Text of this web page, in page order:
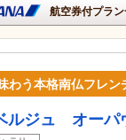
航空券付プラ
わう本格南仏フレン
ルジュ オーパ